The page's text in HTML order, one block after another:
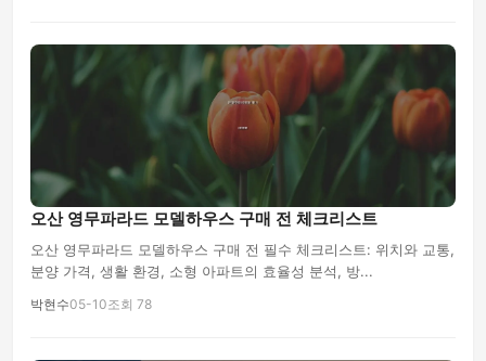
오산 영무파라드 모델하우스 구매 전 체크리스트
오산 영무파라드 모델하우스 구매 전 필수 체크리스트: 위치와 교통,
분양 가격, 생활 환경, 소형 아파트의 효율성 분석, 방...
박현수05-10조회 78